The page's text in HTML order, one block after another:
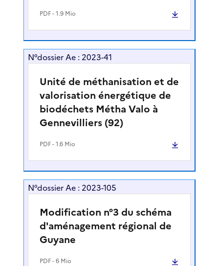
PDF- 1.9 Mio
N°dossier Ae : 2023-41
Unité de méthanisation et de
valorisation énergétique de
biodéchets Métha Valo à
Gennevilliers (92)
PDF- 1.6 Mio
N°dossier Ae : 2023-105
Modification n°3 du schéma
d'aménagement régional de
Guyane
PDF- 6 Mio